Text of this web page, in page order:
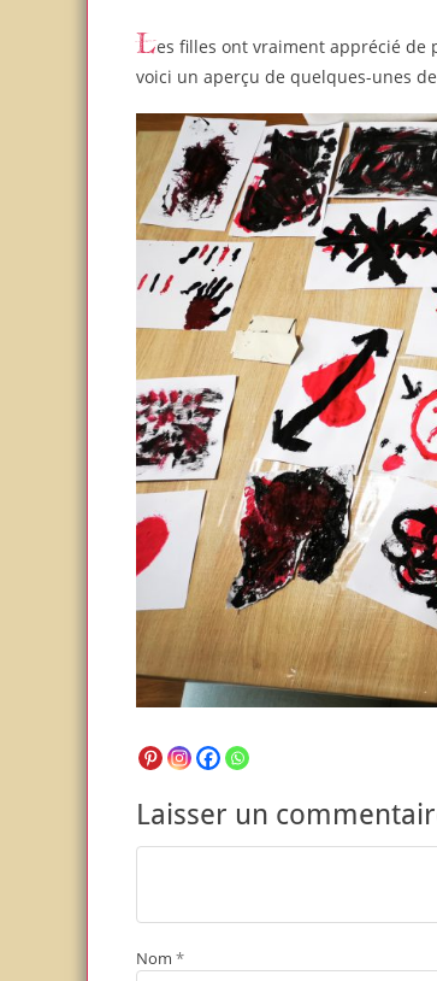
Les filles ont vraiment apprécié de pouvoir s’exprimer de cette manière. Elles sont restées presque 2h à peindre et
voici un aperçu de quelques-unes
Laisser un
Nom *